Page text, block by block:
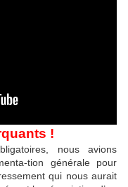
!
nous avions
tion générale pour
qui nous aurait